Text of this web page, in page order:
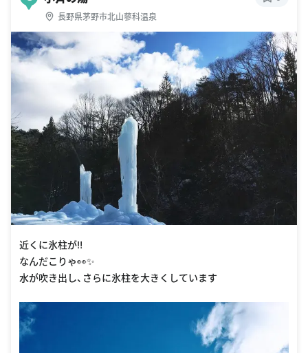
長野県茅野市北山蓼科温泉
近くに氷柱が‼︎
なんだこりゃ👀✨
水が吹き出し、さらに氷柱を大きくしています